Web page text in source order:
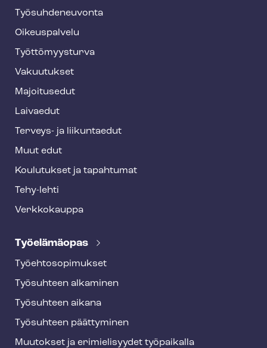
f
o
o
t
e
Työ­suh­de­neu­von­ta
Oikeuspalvelu
Työt­tö­myys­tur­va
Vakuutukset
Majoitusedut
Laivaedut
Terveys- ja liikuntaedut
Muut edut
Koulutukset ja tapahtumat
Tehy-lehti
Verkkokauppa
Työelämäopas
Työ­eh­to­so­pi­muk­set
Työsuhteen alkaminen
Työsuhteen aikana
Työsuhteen päättyminen
Muutokset ja erimielisyydet työpaikalla